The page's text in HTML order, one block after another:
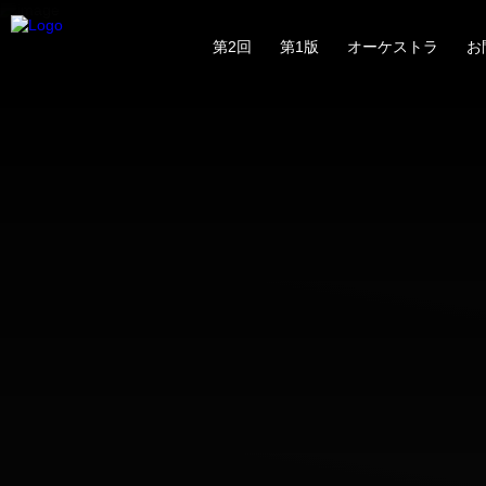
第2回 第1版 オーケストラ お